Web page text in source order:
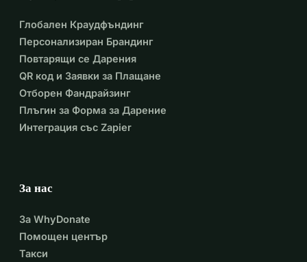
Глобален Краудфъндинг
Персонализиран Брандинг
Повтарящи се Дарения
QR код и Заявки за Плащане
Отборен Фандрайзинг
Плъгин за Форма за Дарение
Интеграция със Zapier
За нас
За WhyDonate
Помощен център
Такси